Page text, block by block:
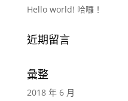
Hello world! 哈囉！
近期留言
彙整
2018 年 6 月